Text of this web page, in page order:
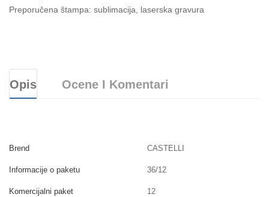
Preporučena štampa: sublimacija, laserska gravura
Opis Ocene I Komentari
Brend CASTELLI
Informacije o paketu 36/12
Komercijalni paket 12